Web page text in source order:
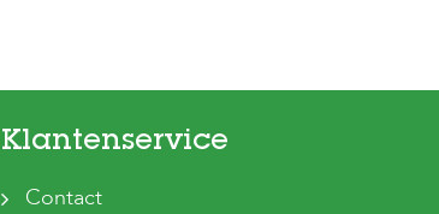
Klantenservice
Contact